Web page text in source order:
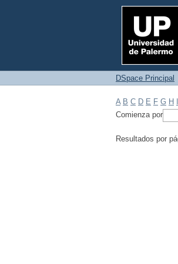
Filtrar
DSpace Principal
A B C D E F G H
Comienza por
Resultados por